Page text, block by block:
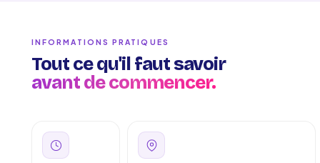
INFORMATIONS PRATIQUES
Tout ce qu'il faut savoir
avant de commencer.